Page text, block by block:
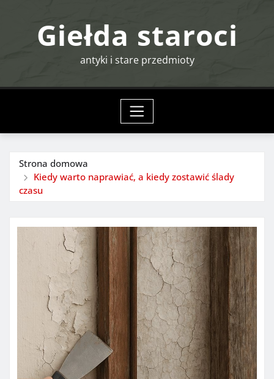
Giełda staroci
antyki i stare przedmioty
Strona domowa
Kiedy warto naprawiać, a kiedy zostawić ślady
czasu